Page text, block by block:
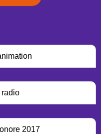
radio
2017